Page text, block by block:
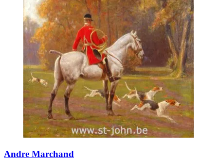
Andre Marchand